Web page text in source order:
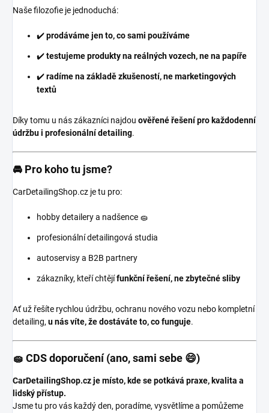
Naše filozofie je jednoduchá:
✔️prodáváme jen to, co sami používáme
✔️testujeme produkty na reálných vozech, ne na papíře
✔️radíme na základě zkušeností, ne marketingových
textů
Díky tomu u nás zákazníci najdou ověřené řešení pro každodenní
údržbu i profesionální detailing.
🚘 Pro koho tu jsme?
CarDetailingShop.cz je tu pro:
hobby detailery a nadšence 🧽
profesionální detailingová studia
autoservisy a B2B partnery
zákazníky, kteří chtějífunkční řešení, ne zbytečné sliby
Ať už řešíte rychlou údržbu, ochranu nového vozu nebo kompletní
detailing, u nás víte, že dostáváte to, co funguje.
🧽 CDS doporučení (ano, sami sebe 😄)
CarDetailingShop.cz je místo, kde se potkává praxe, kvalita a
lidský přístup.
Jsme tu pro vás každý den, poradíme, vysvětlíme a pomůžeme